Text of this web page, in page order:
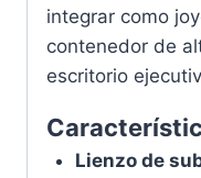
integrar como
contenedor de
escritorio
Lienzo de